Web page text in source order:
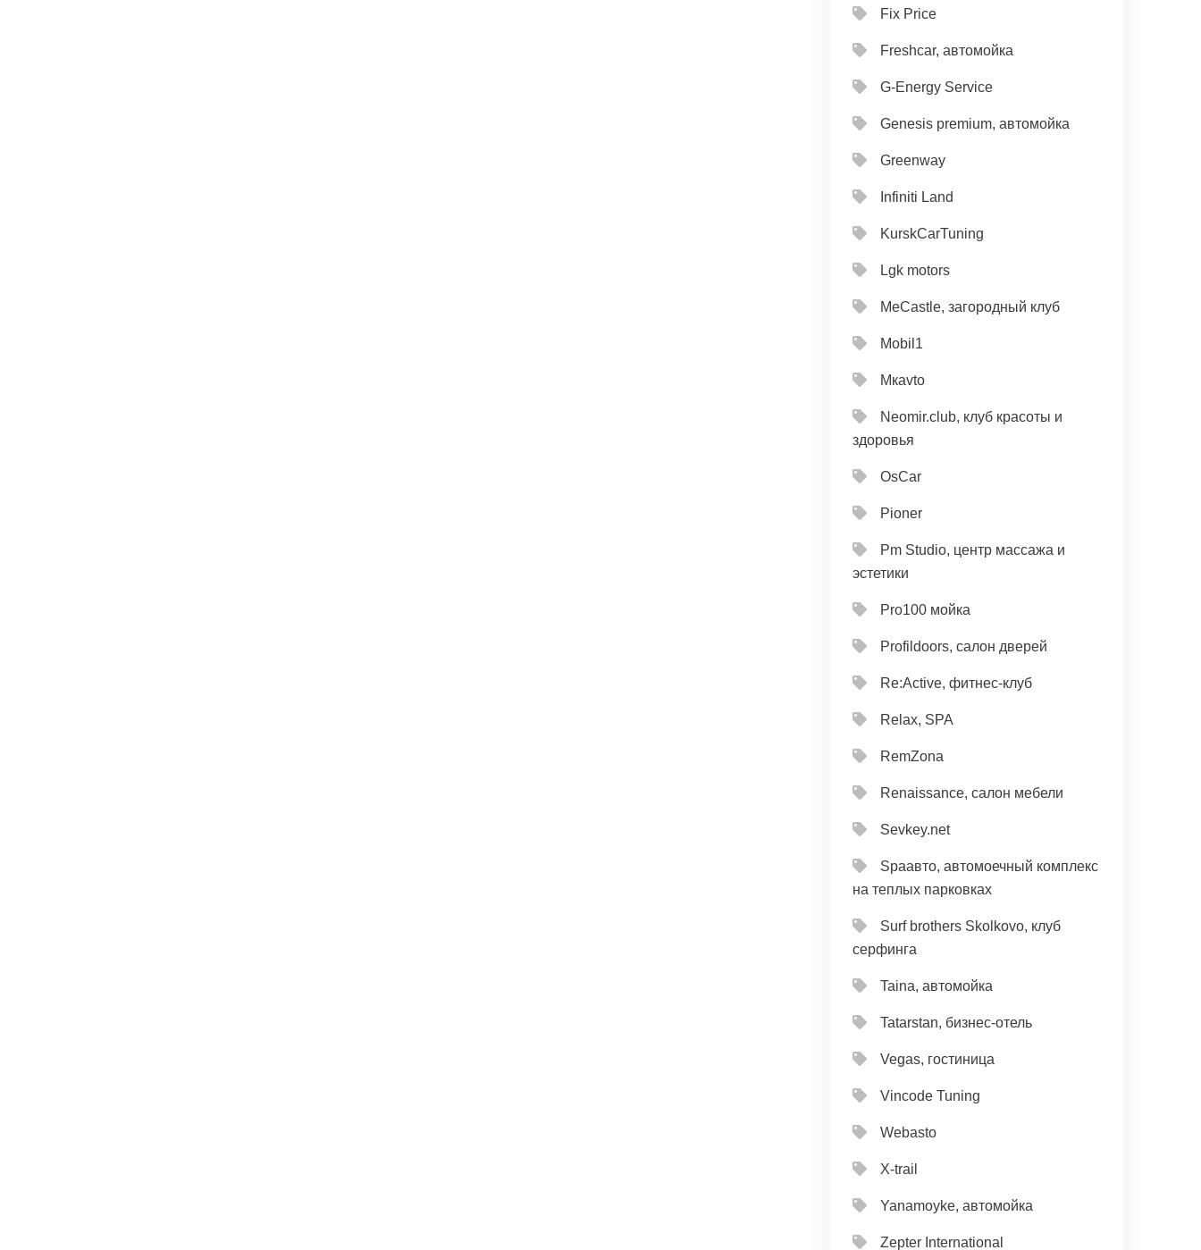
Fix Price
Freshcar, автомойка
G-Energy Service
Genesis premium, автомойка
Greenway
Infiniti Land
KurskCarTuning
Lgk motors
MeCastle, загородный клуб
Mobil1
Mкavto
Neomir.club, клуб красоты и
здоровья
OsCar
Pioner
Pm Studio, центр массажа и
эстетики
Pro100 мойка
Profildoors, салон дверей
Re:Active, фитнес-клуб
Relax, SPA
RemZona
Renaissance, салон мебели
Sevkey.net
Spaавто, автомоечный комплекс
на теплых парковках
Surf brothers Skolkovo, клуб
серфинга
Taina, автомойка
Tatarstan, бизнес-отель
Vegas, гостиница
Vincode Tuning
Webasto
X-trail
Yanamoyke, автомойка
Zepter International